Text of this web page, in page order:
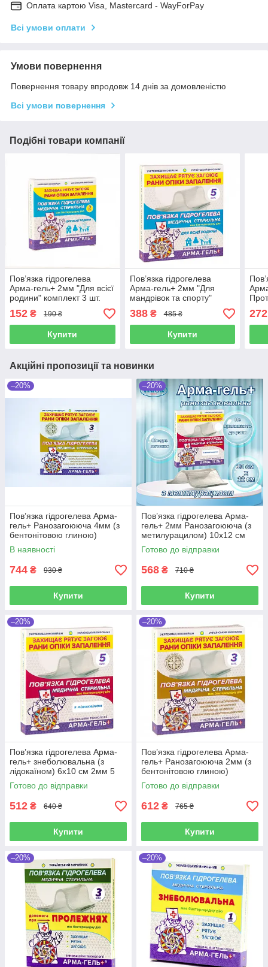
Оплата картою Visa, Mastercard - WayForPay
Всі умови оплати
Умови повернення
Повернення товару впродовж 14 днів за домовленістю
Всі умови повернення
Подібні товари компанії
Пов’язка гідрогелева
Арма-гель+ 2мм "Для всієї
родини" комплект 3 шт.
(5х6см 1, 3х5см 2)
152 ₴ 190 ₴
Купити
Пов’язка гідрогелева
Арма-гель+ 2мм "Для
мандрівок та спорту"
комплект 5 шт. (10х12см 1,
6х10см 1, 6х5см 1, 3х5см)
388₴ 485 ₴
Купити
шт в
272
Акційні пропозиції та новинки
–20%
Пов’язка гідрогелева Арма-
гель+ Ранозагоююча 4мм (з
бентонітовою глиною)
10х12см, 3шт в упаковці
В наявності
744 ₴ 930 ₴
Купити
–20%
Пов’язка гідрогелева Арма-
гель+ 2мм Ранозагоююча (з
метилурацилом) 10х12 см
3шт в упаковці
Готово до відправки
568 ₴ 710 ₴
Купити
–20%
Пов’язка гідрогелева Арма-
гель+ знеболювальна (з
лідокаїном) 6х10 см 2мм 5
шт в упаковці
Готово до відправки
512 ₴ 640 ₴
Купити
–20%
Пов’язка гідрогелева Арма-
гель+ Ранозагоююча 2мм (з
бентонітовою глиною)
10х12см, 3шт в упаковці
Готово до відправки
612 ₴ 765 ₴
Купити
–20% –20%